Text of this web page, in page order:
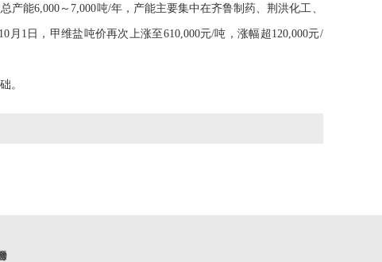
能6,000～7,000吨/年，产能主要集中在齐鲁制药、荆洪化工、
1日，甲维盐吨价再次上涨至610,000元/吨，涨幅超120,000元/
。